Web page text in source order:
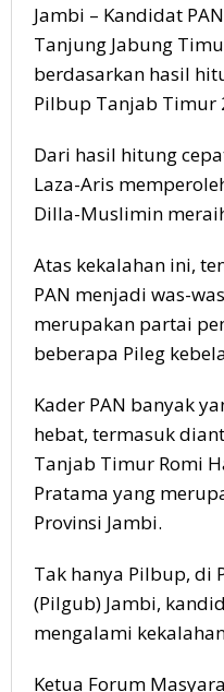
Jambi – Kandidat
Tanjung Jabung
berdasarkan hasil
Pilbup Tanjab Timur
Dari hasil hitung
Laza-Aris
Dilla-Muslimin
Atas kekalahan ini,
PAN menjadi was-
merupakan partai
beberapa Pileg
Kader PAN banyak
hebat, termasuk
Tanjab Timur Romi
Pratama yang
Provinsi Jambi.
Tak hanya Pilbup, di
(Pilgub) Jambi,
mengalami
Ketua Forum